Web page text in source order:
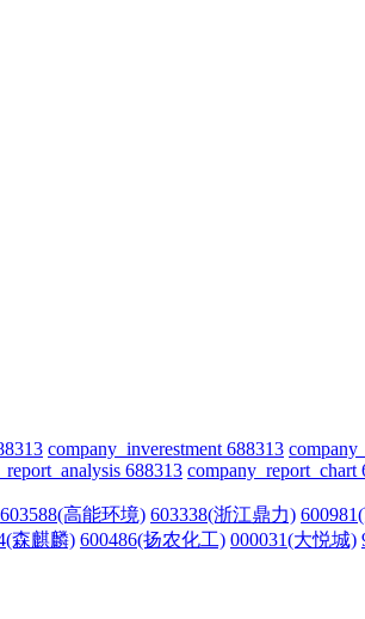
company_inverestment 688313
688313 company_report_chart
603588(高能环境) 603338(浙江鼎力)
森麒麟) 600486(扬农化工) 000031(大悦城)